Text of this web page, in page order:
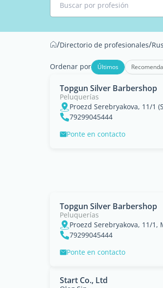
Buscar por profesión
/Directorio de profesionales/
Ordenar por Últimos
Topgun Silver Barbershop
Peluquerías
Proezd Serebryakova, 11/1
79299045444
Ponte en contacto
Topgun Silver Barbershop
Peluquerías
Proezd Serebryakova, 11/1,
79299045444
Ponte en contacto
Start Co., Ltd